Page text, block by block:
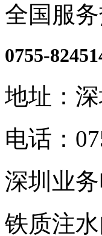
全国服
0755-
地址：
电话：
深圳业
铁质注